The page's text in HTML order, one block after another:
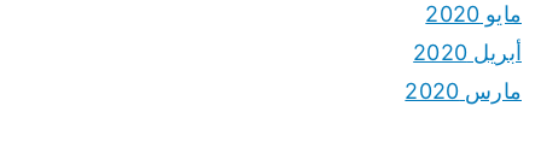
مايو 2020
أبريل 2020
مارس 2020